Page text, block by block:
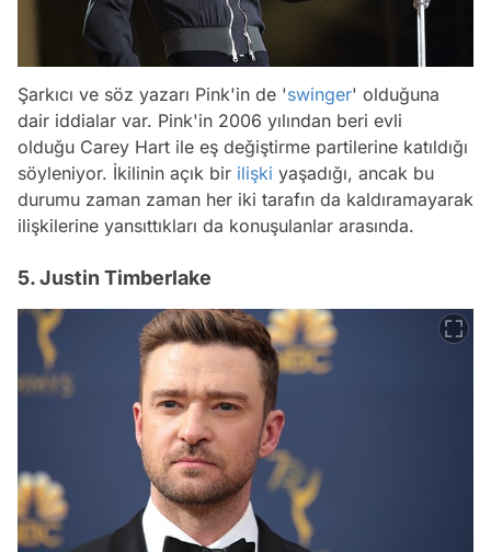
Şarkıcı ve söz yazarı Pink'in de 'swinger' olduğuna
dair iddialar var. Pink'in 2006 yılından beri evli
olduğu Carey Hart ile eş değiştirme partilerine katıldığı
söyleniyor. İkilinin açık bir ilişki yaşadığı, ancak bu
durumu zaman zaman her iki tarafın da kaldıramayarak
ilişkilerine yansıttıkları da konuşulanlar arasında.
5. Justin Timberlake